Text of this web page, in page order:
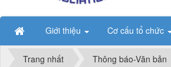
Giới thiệu Cơ cấu tổ chức
Trang nhất Thông báo-Văn bản